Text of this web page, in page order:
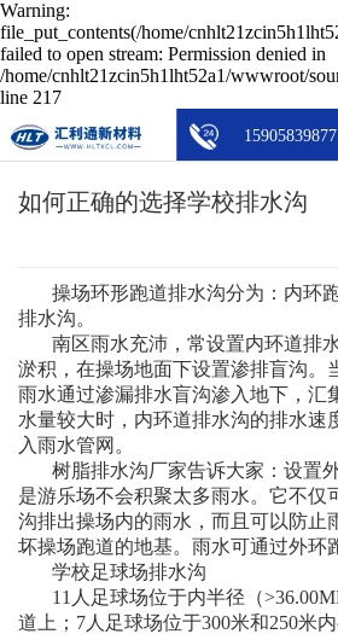
Warning:
file_put_contents(/home/
failed to open stream: Permission denied in
/home/cnhlt21zcin5h1lht52a1/wwwroot/
line 217
15905839877
如何正确的选择学校排水沟
操场环形跑道排水沟分为：内环
排水沟。
南区雨水充沛，常设置内环道排
淤积，在操场地面下设置渗排盲沟。
雨水通过渗漏排水盲沟渗入地下，汇
水量较大时，内环道排水沟的排水速
入雨水管网。
树脂排水沟厂家告诉大家：设置
是游乐场不会积聚太多雨水。它不仅
沟排出操场内的雨水，而且可以防止
坏操场跑道的地基。雨水可通过外环
学校足球场排水沟
11人足球场位于内半径（
道上；7人足球场位于300米和250米